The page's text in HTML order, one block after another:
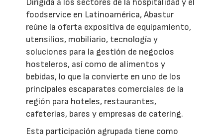
Dirigida a los sectores de la hospitalidad y el
foodservice en Latinoamérica, Abastur
reúne la oferta expositiva de equipamiento,
utensilios, mobiliario, tecnología y
soluciones para la gestión de negocios
hosteleros, así como de alimentos y
bebidas, lo que la convierte en uno de los
principales escaparates comerciales de la
región para hoteles, restaurantes,
cafeterías, bares y empresas de catering.
Esta participación agrupada tiene como